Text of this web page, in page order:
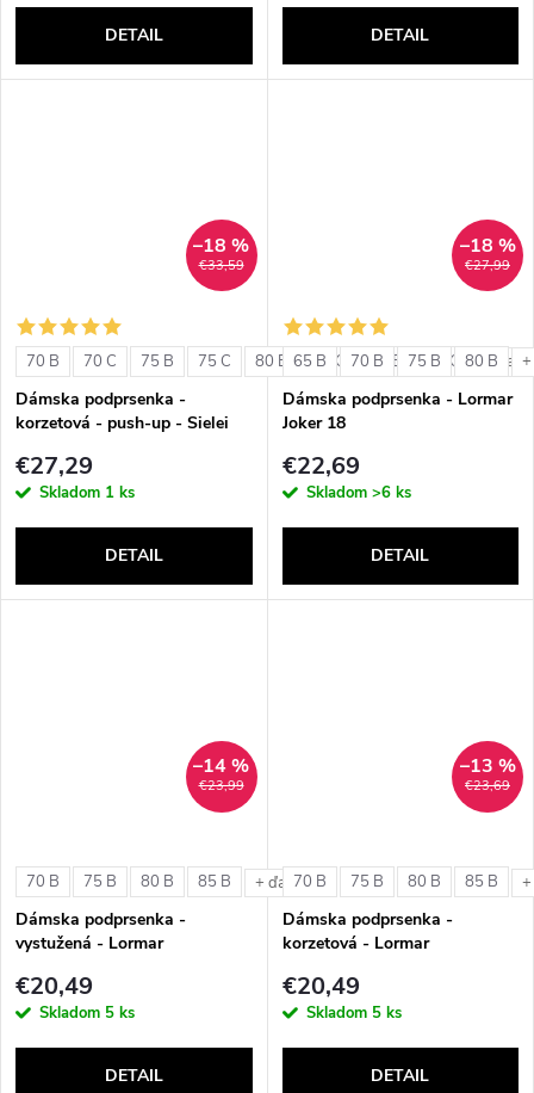
DETAIL DETAIL
€33,59
–18 %
70 B 70 C 75 B 75 C 80 B 80 C 85 B 85 C +
Dámska podprsenka -
korzetová - push-up - Sielei
€27,29
Skladom 1 ks
DETAIL
€27,99
–18 %
65 B 70 B 75 B 80 B
Dámska podprsenka - Lormar
Joker 18
€22,69
Skladom >6 ks
DETAIL
€23,99
–14 %
70 B 75 B 80 B 85 B + ďalšie
Dámska podprsenka -
vystužená - Lormar
€20,49
Skladom 5 ks
DETAIL
€23,69
–13 %
70 B 75 B 80 B 85 B
Dámska podprsenka -
korzetová - Lormar
€20,49
Skladom 5 ks
DETAIL